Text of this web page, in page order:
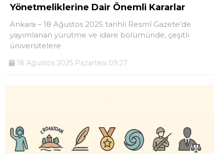
Yönetmeliklerine Dair Önemli Kararlar
Ankara – 18 Ağustos 2025 tarihli Resmî Gazete’de
yayımlanan yürütme ve idare bölümünde, çeşitli
üniversitelere
18 Ağustos 2025 Pazartesi 09:27